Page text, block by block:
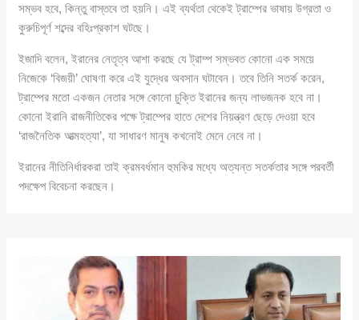
সম্ভব হবে, কিন্তু বাস্তবে তা হয়নি। এই ব্যর্থতা থেকেই ট্রাম্পের ভাষায় উগ্রতা ও
কুরুচিপূর্ণ শব্দের বহিঃপ্রকাশ ঘটছে।
ইজাদি বলেন, ইরানের নেতৃত্ব আশা করছে যে ট্রাম্প সম্ভবত কোনো এক সময়ে
নিজেকে ‘বিজয়ী’ ঘোষণা করে এই যুদ্ধের অবসান ঘটাবেন। তবে তিনি সতর্ক করেন,
ট্রাম্পের মতো একজন নেতার সঙ্গে কোনো চুক্তি ইরানের জন্য লাভজনক হবে না।
কোনো ইরানি রাজনীতিকের পক্ষে ট্রাম্পের হাতে দেশের নিয়ন্ত্রণ ছেড়ে দেওয়া হবে
‘রাজনৈতিক আত্মহত্যা’, যা সাধারণ মানুষ কখনোই মেনে নেবে না।
ইরানের নীতিনির্ধারকরা তাই ক্রমবর্ধমান হুমকির মধ্যে অত্যন্ত সতর্কতার সঙ্গে পরবর্তী
পদক্ষেপ বিবেচনা করছেন।